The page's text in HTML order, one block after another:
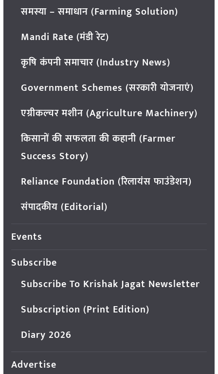
समस्या – समाधान (Farming Solution)
Mandi Rate (मंडी रेट)
कृषि कंपनी समाचार (Industry News)
Government Schemes (सरकारी योजनाएं)
एग्रीकल्चर मशीन (Agriculture Machinery)
किसानों की सफलता की कहानी (Farmer
Success Story)
Reliance Foundation (रिलायंस फाउंडेशन)
संपादकीय (Editorial)
Events
Subscribe
Subscribe To Krishak Jagat Newsletter
Subscription (Print Edition)
Diary 2026
Advertise